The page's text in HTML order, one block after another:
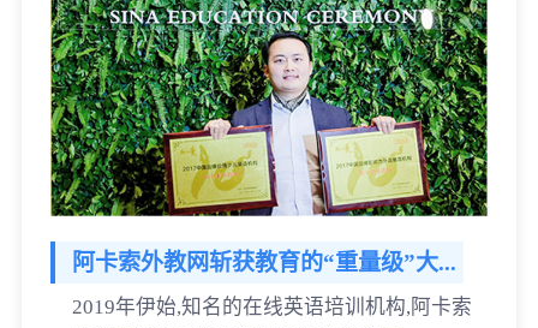
阿卡索外教网斩获教育的“重量级”大...
2019年伊始,知名的在线英语培训机构,阿卡索